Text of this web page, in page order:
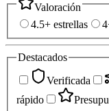
Valoración
4.5+ estrellas
Destacados
Verificada
rápido